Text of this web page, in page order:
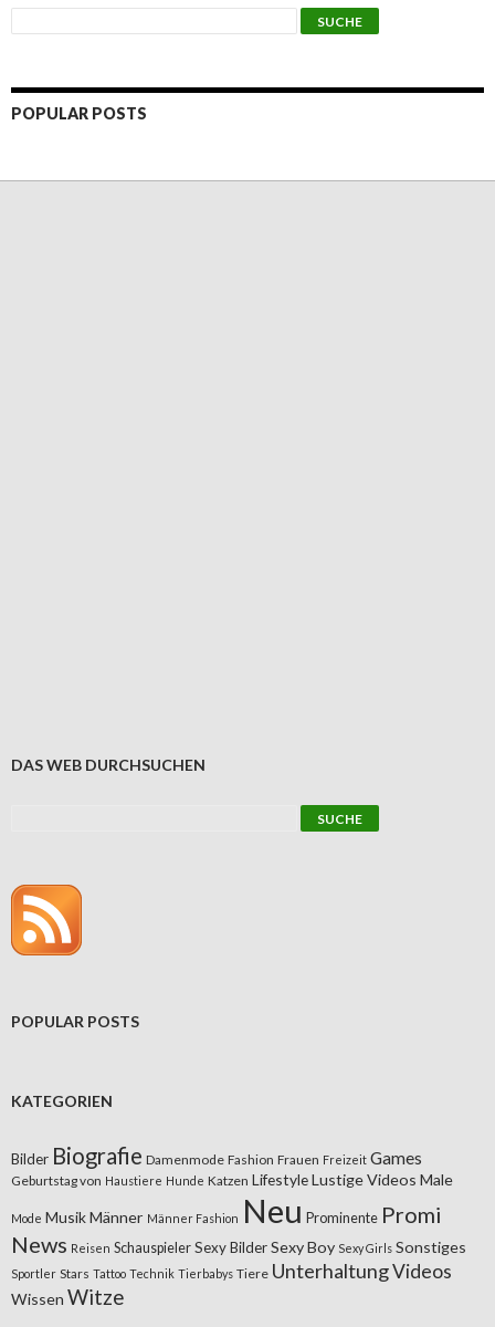
POPULAR POSTS
DAS WEB DURCHSUCHEN
POPULAR POSTS
KATEGORIEN
Bilder Biografie Damenmode Fashion Frauen Freizeit Games
Geburtstag von Haustiere Hunde Katzen LifestyleLustige Videos Male
Mode MusikMänner Männer Fashion Neu Prominente Promi
News Reisen Schauspieler Sexy BilderSexy Boy Sexy Girls Sonstiges
Sportler Stars Tattoo Technik Tierbabys Tiere UnterhaltungVideos
Wissen Witze